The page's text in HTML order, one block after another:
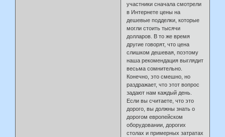
участники сначала смотрели
в Интернете цены на
дешевые подделки, которые
могли стоить тысячи
долларов. В то же время
другие говорят, что цена
слишком дешевая, поэтому
наша рекомендация выглядит
весьма сомнительно.
Конечно, это смешно, но
раздражает, что этот вопрос
задают нам каждый день.
Если вы считаете, что это
дорого, вы должны знать о
дорогом европейском
оборудовании, дорогих
столах и примерных затратах